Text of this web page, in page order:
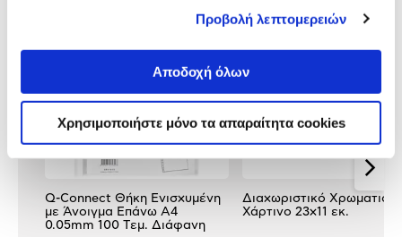
Προβολή λεπτομερειών
Αποδοχή όλων
Χρησιμοποιήστε μόνο τα απαραίτητα cookies
Q-Connect Θήκη Ενισχυμένη
με Άνοιγμα Επάνω Α4
0.05mm 100 Tεμ. Διάφανη
Διαχωριστικό
Χάρτινο 23x11 εκ.